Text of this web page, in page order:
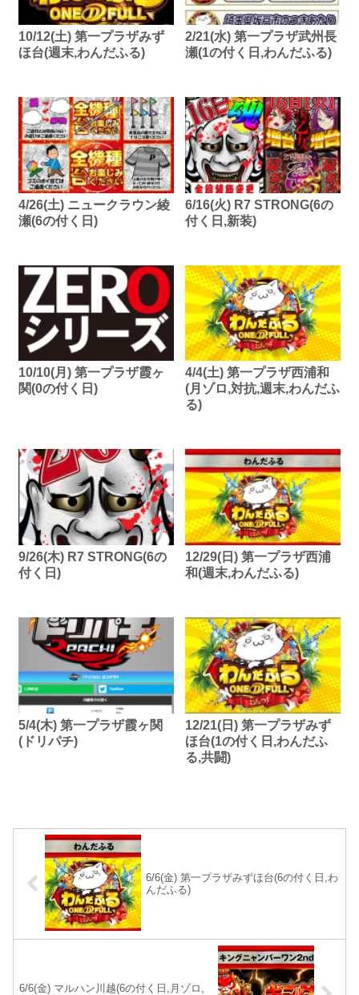
10/12(土) 第一プラザみず
ほ台(週末,わんだふる)
2/21(水) 第一プラザ武州長
瀬(1の付く日,わんだふる)
4/26(土) ニュークラウン綾
瀬(6の付く日)
6/16(火) R7 STRONG(6の
付く日,新装)
10/10(月) 第一プラザ霞ヶ
関(0の付く日)
4/4(土) 第一プラザ西浦和
(月ゾロ,対抗,週末,わんだふ
る)
9/26(木) R7 STRONG(6の
付く日)
12/29(日) 第一プラザ西浦
和(週末,わんだふる)
5/4(木) 第一プラザ霞ヶ関
(ドリパチ)
12/21(日) 第一プラザみず
ほ台(1の付く日,わんだふ
る,共闘)
6/6(金) 第一プラザみずほ台(6の付く日,わ
んだふる)
6/6(金) マルハン川越(6の付く日,月ゾロ,